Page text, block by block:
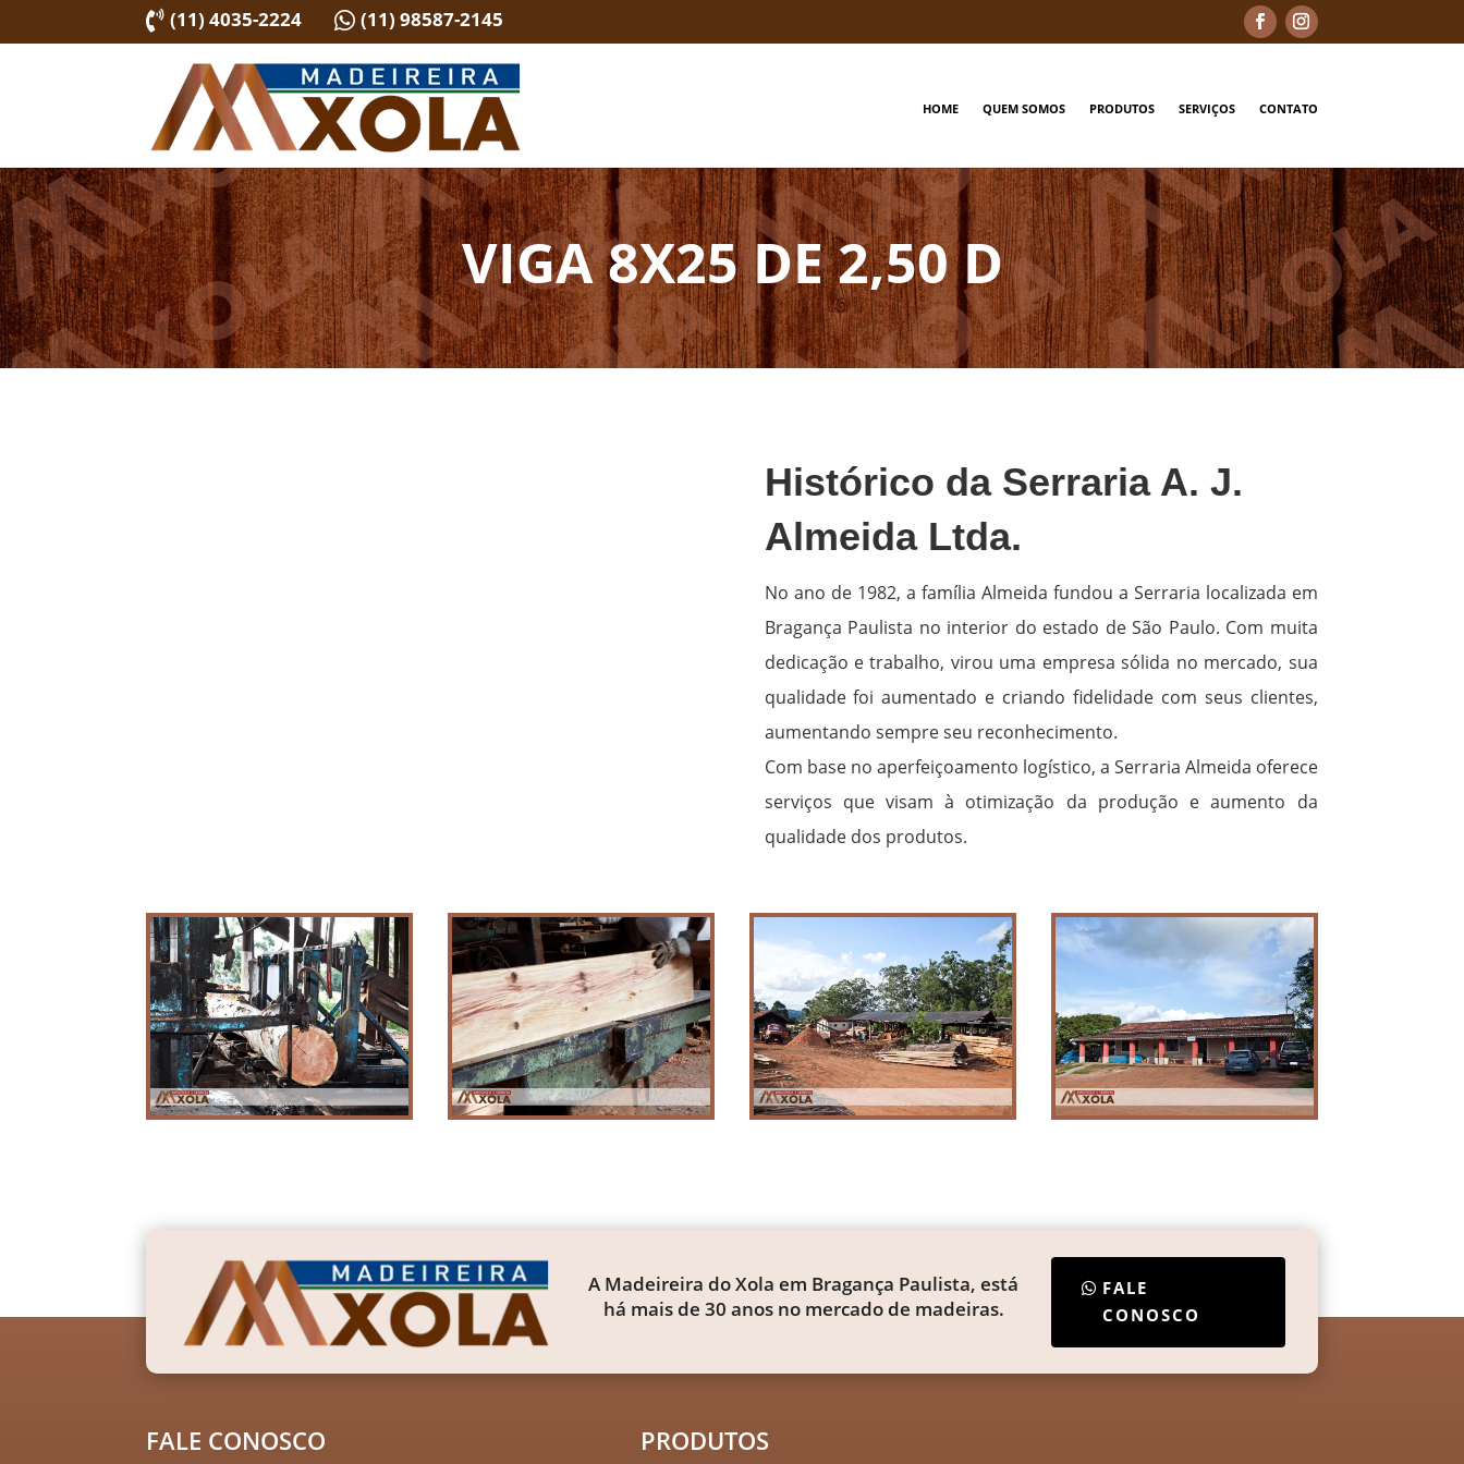
 (11) 4035-2224  (11) 98587-2145
HOME QUEM SOMOS PRODUTOS SERVIÇOS CONTATO
VIGA 8X25 DE 2,50 D
Histórico da Serraria A. J.
Almeida Ltda.
No ano de 1982, a família Almeida fundou a Serraria localizada em
Bragança Paulista no interior do estado de São Paulo. Com muita
dedicação e trabalho, virou uma empresa sólida no mercado, sua
qualidade foi aumentado e criando fidelidade com seus clientes,
aumentando sempre seu reconhecimento.
Com base no aperfeiçoamento logístico, a Serraria Almeida oferece
serviços que visam à otimização da produção e aumento da
qualidade dos produtos.
A Madeireira do Xola em Bragança Paulista, está
há mais de 30 anos no mercado de madeiras.
FALE
CONOSCO
FALE CONOSCO PRODUTOS